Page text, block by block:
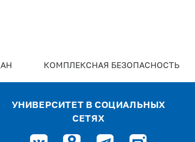
КОМПЛЕКСНАЯ БЕЗОПАСНОСТЬ
УНИВЕРСИТЕТ В СОЦИАЛЬНЫХ
СЕТЯХ